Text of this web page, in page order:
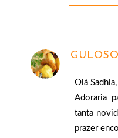
Olá Sadhia,
Adoraria
tanta
prazer